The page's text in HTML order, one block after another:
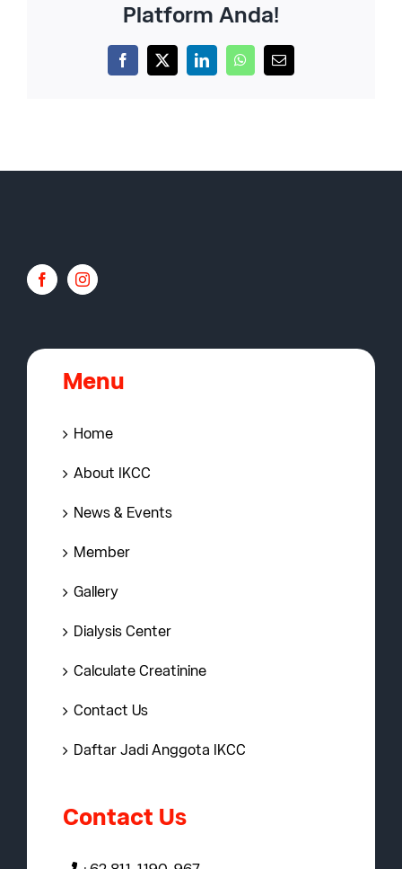
Platform Anda!
Facebook
X LinkedInWhatsApp
Email
Menu
Home
About IKCC
News & Events
Member
Gallery
Dialysis Center
Calculate Creatinine
Contact Us
Daftar Jadi Anggota IKCC
Contact Us